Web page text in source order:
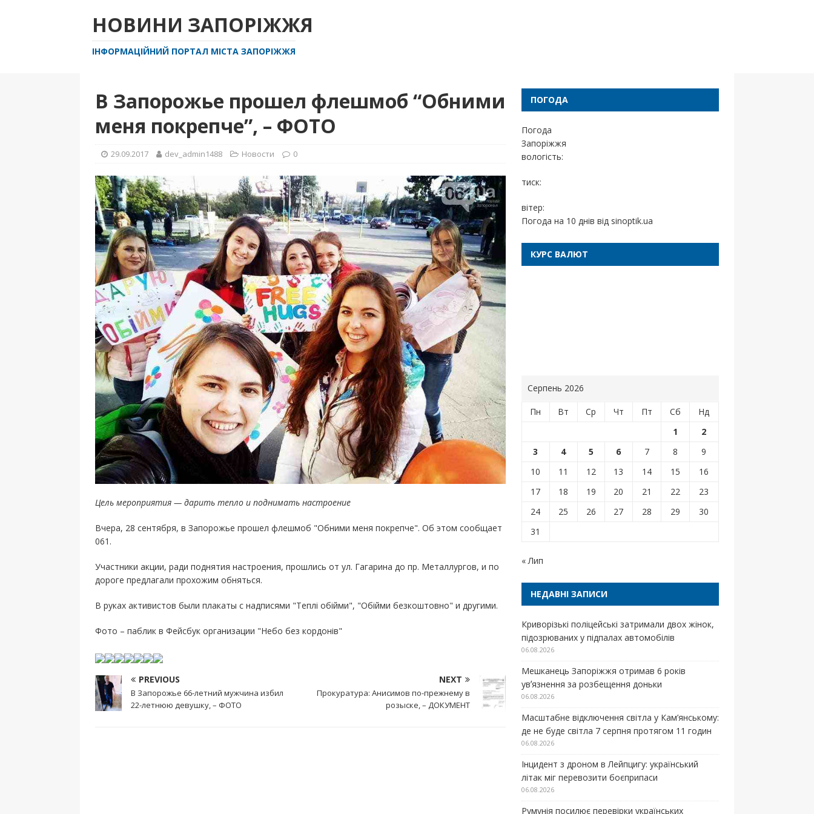
НОВИНИ ЗАПОРІЖЖЯ
ІНФОРМАЦІЙНИЙ ПОРТАЛ МІСТА ЗАПОРІЖЖЯ
В Запорожье прошел флешмоб “Обними
меня покрепче”, – ФОТО
29.09.2017 dev_admin1488 Новости 0
Цель мероприятия — дарить тепло и поднимать настроение
Вчера, 28 сентября, в Запорожье прошел флешмоб "Обними меня покрепче". Об этом сообщает
061.
Участники акции, ради поднятия настроения, прошлись от ул. Гагарина до пр. Металлургов, и по
дороге предлагали прохожим обняться.
В руках активистов были плакаты с надписями "Теплі обійми", "Обійми безкоштовно" и другими.
Фото – паблик в Фейсбук организации "Небо без кордонів"
PREVIOUS
В Запорожье 66-летний мужчина избил
22-летнюю девушку, – ФОТО
NEXT
Прокуратура: Анисимов по-прежнему в
розыске, – ДОКУМЕНТ
ПОГОДА
Погода
Запоріжжя
вологість:
тиск:
вітер:
Погода на 10 днів від sinoptik.ua
КУРС ВАЛЮТ
Серпень 2026
Пн Вт Ср Чт Пт Сб
Нд
1
2
3
4 5 6 7 8
9
10
11 12 13 14 15
16
17
18 19 20 21 22
23
24
25 26 27 28 29
30
31
« Лип
НЕДАВНІ ЗАПИСИ
Криворізькі поліцейські затримали двох жінок,
підозрюваних у підпалах автомобілів
06.08.2026
Мешканець Запоріжжя отримав 6 років
увʼязнення за розбещення доньки
06.08.2026
Масштабне відключення світла у Кам’янському:
де не буде світла 7 серпня протягом 11 годин
06.08.2026
Інцидент з дроном в Лейпцигу: український
літак міг перевозити боєприпаси
06.08.2026
Румунія посилює перевірки українських